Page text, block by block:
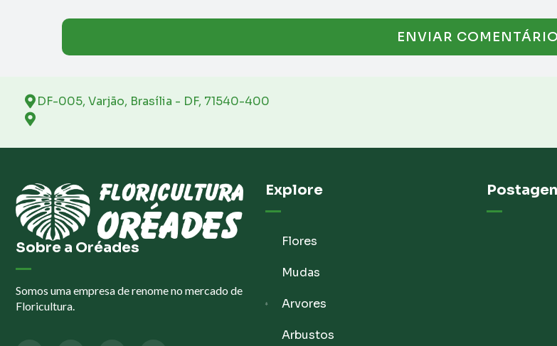
DF-005, Varjão, Brasília - DF, 71540-400
Sobre a Oréades
Somos uma empresa de renome no mercado de
Floricultura.
Explore
Flores
Mudas
Arvores
Arbustos